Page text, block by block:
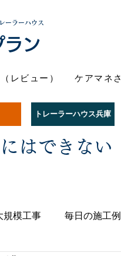
ーラーハウス
ラン
レビュー） ケアマネ
トレーラーハウス兵庫
はできない
規模工事 毎日の施工例